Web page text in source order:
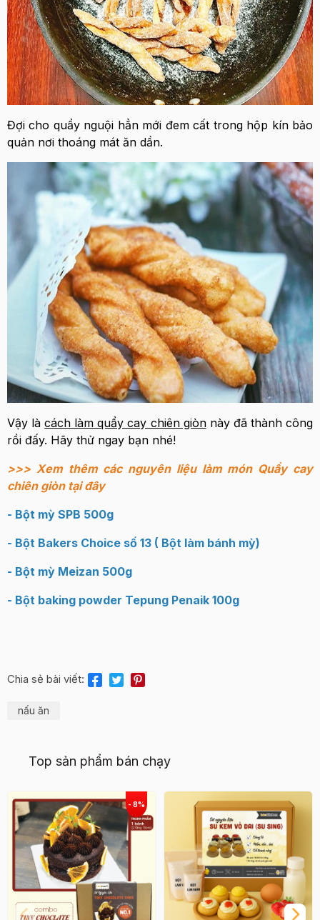
Đợi cho quẩy nguội hẳn mới đem cất trong hộp kín bảo
quản nơi thoáng mát ăn dần.
Vậy làcách làm quẩy cay chiên giònnày đã thành công
rồi đấy. Hãy thử ngay bạn nhé!
>>> Xem thêm các nguyên liệu làm món Quẩy cay
chiên giòn tại đây
- Bột mỳ SPB 500g
- Bột Bakers Choice số 13 ( Bột làm bánh mỳ)
- Bột mỳ Meizan 500g
- Bột baking powder Tepung Penaik 100g
Chia sẻ bài viết:
nấu ăn
Top sản phẩm bán chạy